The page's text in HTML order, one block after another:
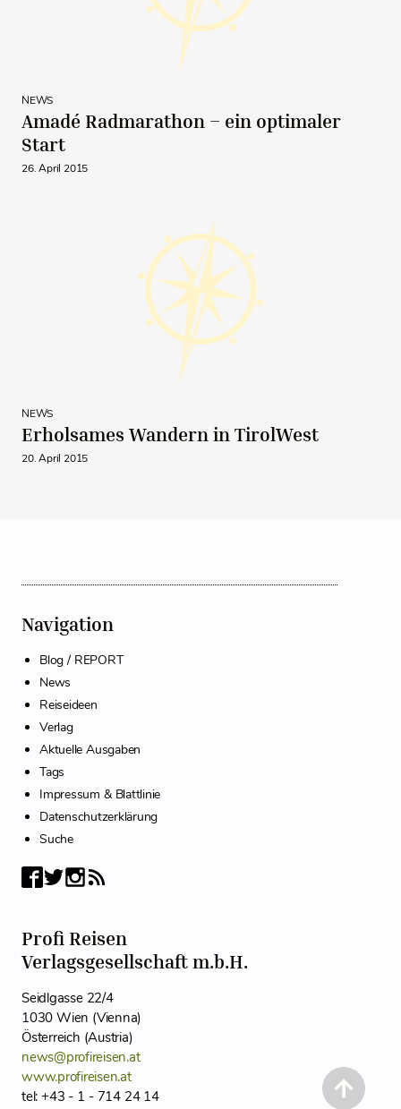
NEWS
Amadé Radmarathon – ein optimaler
Start
26. April 2015
NEWS
Erholsames Wandern in TirolWest
20. April 2015
Navigation
Blog / REPORT
News
Reiseideen
Verlag
Aktuelle Ausgaben
Tags
Impressum & Blattlinie
Datenschutzerklärung
Suche
Profi Reisen
Verlagsgesellschaft m.b.H.
Seidlgasse 22/4
1030 Wien (Vienna)
Österreich (Austria)
news@profireisen.at
www.profireisen.at
tel: +43 - 1 - 714 24 14